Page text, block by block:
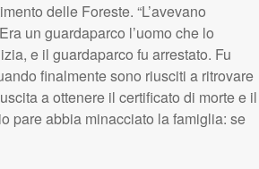
delle Foreste. “L’avevano
un guardaparco l’uomo che lo
e il guardaparco fu arrestato. Fu
finalmente sono riusciti a ritrovare
a ottenere il certificato di morte e il
pare abbia minacciato la famiglia: se